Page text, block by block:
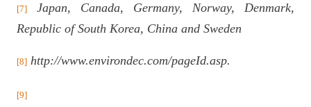
[7]
Japan, Canada, Germany, Norway, Denmark,
Republic of South Korea, China and Sweden
[8] http://www.environdec.com/pageId.asp.
[9]